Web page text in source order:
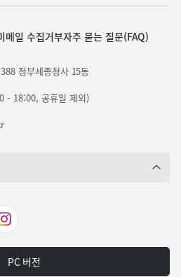
메일 수집거부자주 묻는 질문(FAQ)
정부세종청사 15동
- 18:00, 공휴일 제외)
인
타
그
PC 버전